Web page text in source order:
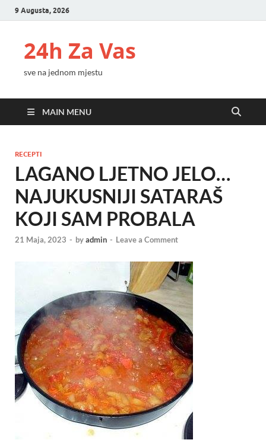
9 Augusta, 2026
24h Za Vas
sve na jednom mjestu
MAIN MENU
RECEPTI
LAGANO LJETNO JELO…
NAJUKUSNIJI SATARAŠ
KOJI SAM PROBALA
21 Maja, 2023 - byadmin - Leave a Comment